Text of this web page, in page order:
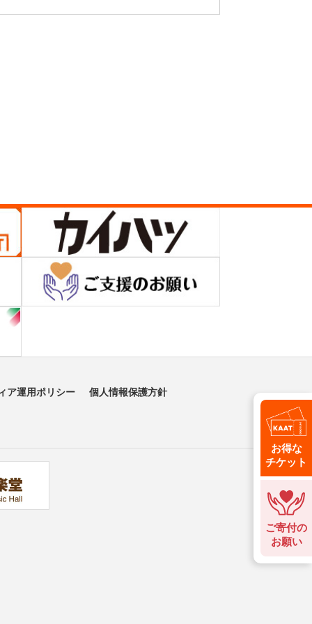
お得な
チケット
ご寄付の
お願い
ア運用ポリシー
個人情報保護方針